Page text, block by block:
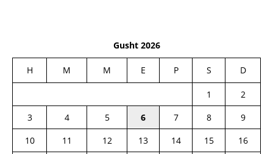
Gusht 2026
H M M E P S D
1
2
3
4 5 6 7 8
9
10
11 12 13 14 15
16